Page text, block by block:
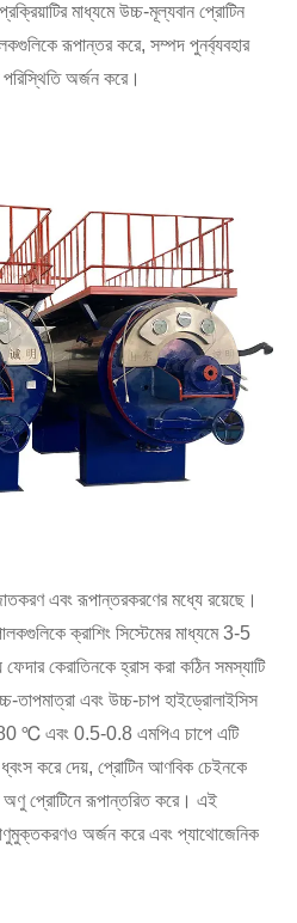
মাধ্যমে উচ্চ-মূল্যবান প্রোটিন
রূপান্তর করে, সম্পদ পুনর্ব্যবহার
অর্জন করে।
এবং রূপান্তরকরণের মধ্যে রয়েছে।
ক্রাশিং সিস্টেমের মাধ্যমে 3-5
ফেদার কেরাতিনকে হ্রাস করা কঠিন সমস্যাটি
তাপমাত্রা এবং উচ্চ-চাপ হাইড্রোলাইসিস
℃ এবং 0.5-0.8 এমপিএ চাপে এটি
ধ্বংস করে দেয়, প্রোটিন আণবিক চেইনকে
প্রোটিনে রূপান্তরিত করে। এই
অর্জন করে এবং প্যাথোজেনিক